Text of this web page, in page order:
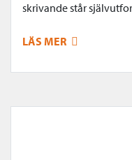
skrivande står
LÄS MER